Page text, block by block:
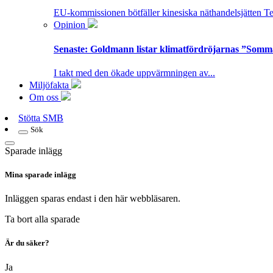
EU-kommissionen bötfäller kinesiska näthandelsjätten
Opinion
Senaste: Goldmann listar klimatfördröjarnas
I takt med den ökade uppvärmningen av...
Miljöfakta
Om oss
Stötta SMB
Sök
Sparade inlägg
Mina sparade inlägg
Inläggen sparas endast i den här webbläsaren.
Ta bort alla sparade
Är du säker?
Ja